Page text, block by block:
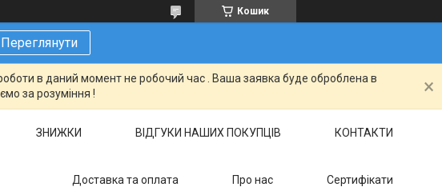
Кошик
Переглянути
в даний момент не робочий час . Ваша заявка буде оброблена в
за розуміння !
ЗНИЖКИ ВІДГУКИ НАШИХ ПОКУПЦІВ КОНТАКТИ
Доставка та оплата Про нас Сертифікати